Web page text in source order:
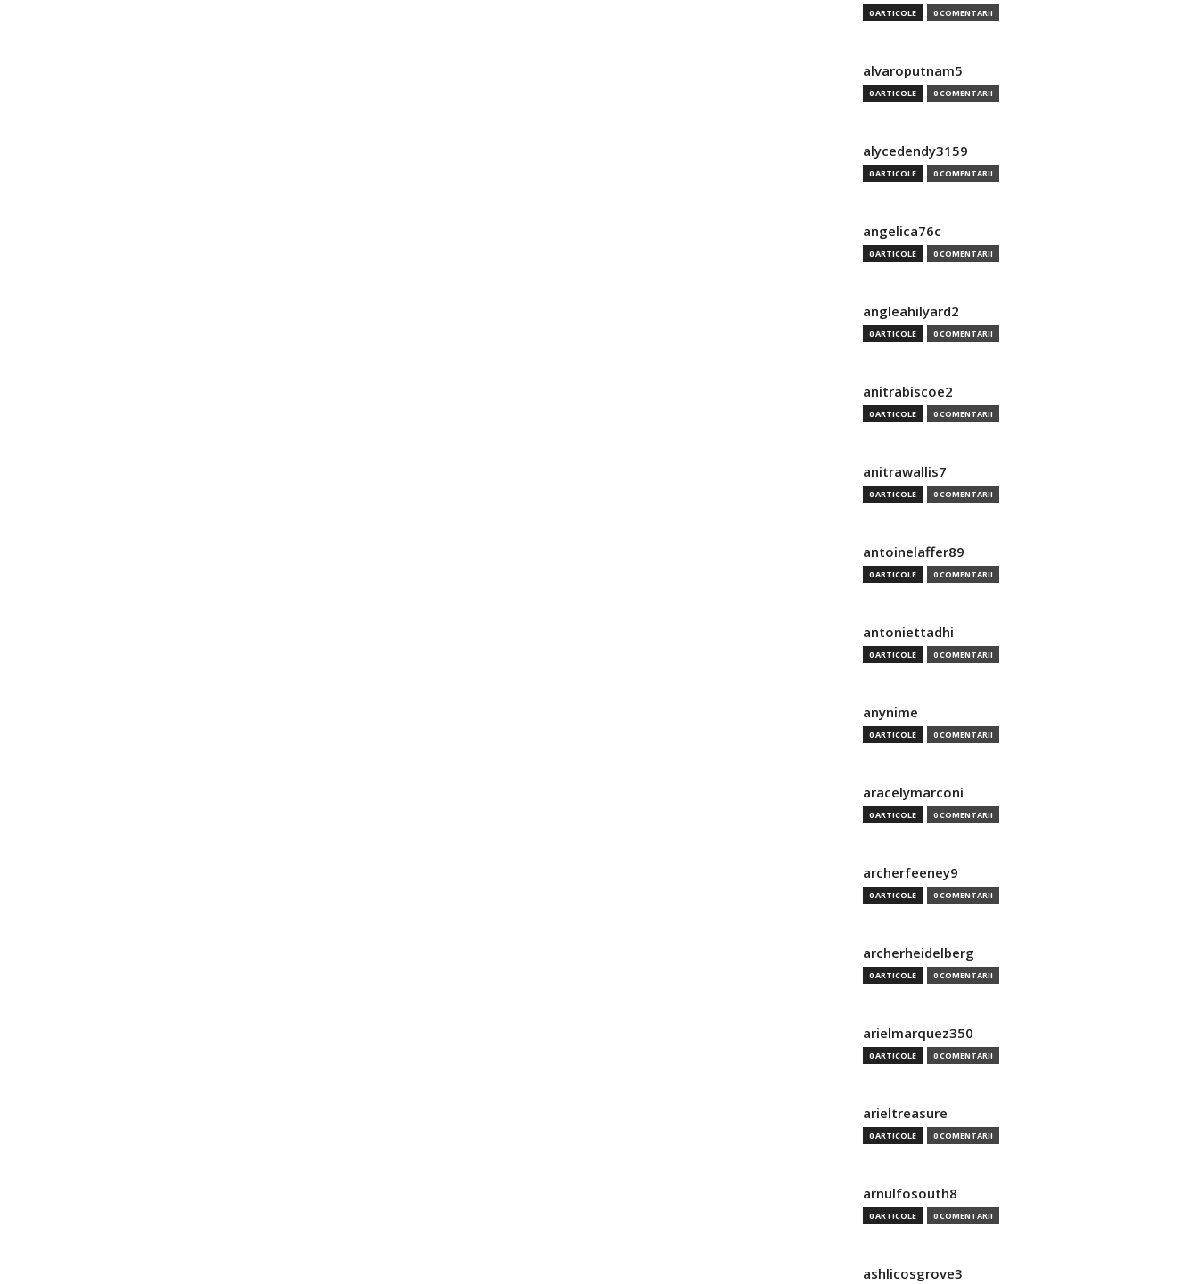
0 ARTICOLE 0 COMENTARII
alvaroputnam5
0 ARTICOLE 0 COMENTARII
alycedendy3159
0 ARTICOLE 0 COMENTARII
angelica76c
0 ARTICOLE 0 COMENTARII
angleahilyard2
0 ARTICOLE 0 COMENTARII
anitrabiscoe2
0 ARTICOLE 0 COMENTARII
anitrawallis7
0 ARTICOLE 0 COMENTARII
antoinelaffer89
0 ARTICOLE 0 COMENTARII
antoniettadhi
0 ARTICOLE 0 COMENTARII
anynime
0 ARTICOLE 0 COMENTARII
aracelymarconi
0 ARTICOLE 0 COMENTARII
archerfeeney9
0 ARTICOLE 0 COMENTARII
archerheidelberg
0 ARTICOLE 0 COMENTARII
arielmarquez350
0 ARTICOLE 0 COMENTARII
arieltreasure
0 ARTICOLE 0 COMENTARII
arnulfosouth8
0 ARTICOLE 0 COMENTARII
ashlicosgrove3